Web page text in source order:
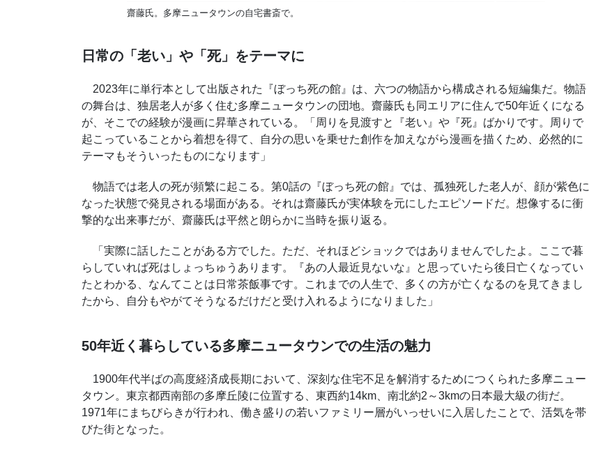
齋藤氏。多摩ニュータウンの自宅書斎で。
日常の「老い」や「死」をテーマに
2023年に単行本として出版された『ぼっち死の館』は、六つの物語から構成される短編集だ。物語
の舞台は、独居老人が多く住む多摩ニュータウンの団地。齋藤氏も同エリアに住んで50年近くになる
が、そこでの経験が漫画に昇華されている。「周りを見渡すと『老い』や『死』ばかりです。周りで
起こっていることから着想を得て、自分の思いを乗せた創作を加えながら漫画を描くため、必然的に
テーマもそういったものになります」
物語では老人の死が頻繁に起こる。第0話の『ぼっち死の館』では、孤独死した老人が、顔が紫色に
なった状態で発見される場面がある。それは齋藤氏が実体験を元にしたエピソードだ。想像するに衝
撃的な出来事だが、齋藤氏は平然と朗らかに当時を振り返る。
「実際に話したことがある方でした。ただ、それほどショックではありませんでしたよ。ここで暮
らしていれば死はしょっちゅうあります。『あの人最近見ないな』と思っていたら後日亡くなってい
たとわかる、なんてことは日常茶飯事です。これまでの人生で、多くの方が亡くなるのを見てきまし
たから、自分もやがてそうなるだけだと受け入れるようになりました」
50年近く暮らしている多摩ニュータウンでの生活の魅力
1900年代半ばの高度経済成長期において、深刻な住宅不足を解消するためにつくられた多摩ニュー
タウン。東京都西南部の多摩丘陵に位置する、東西約14km、南北約2～3kmの日本最大級の街だ。
1971年にまちびらきが行われ、働き盛りの若いファミリー層がいっせいに入居したことで、活気を帯
びた街となった。